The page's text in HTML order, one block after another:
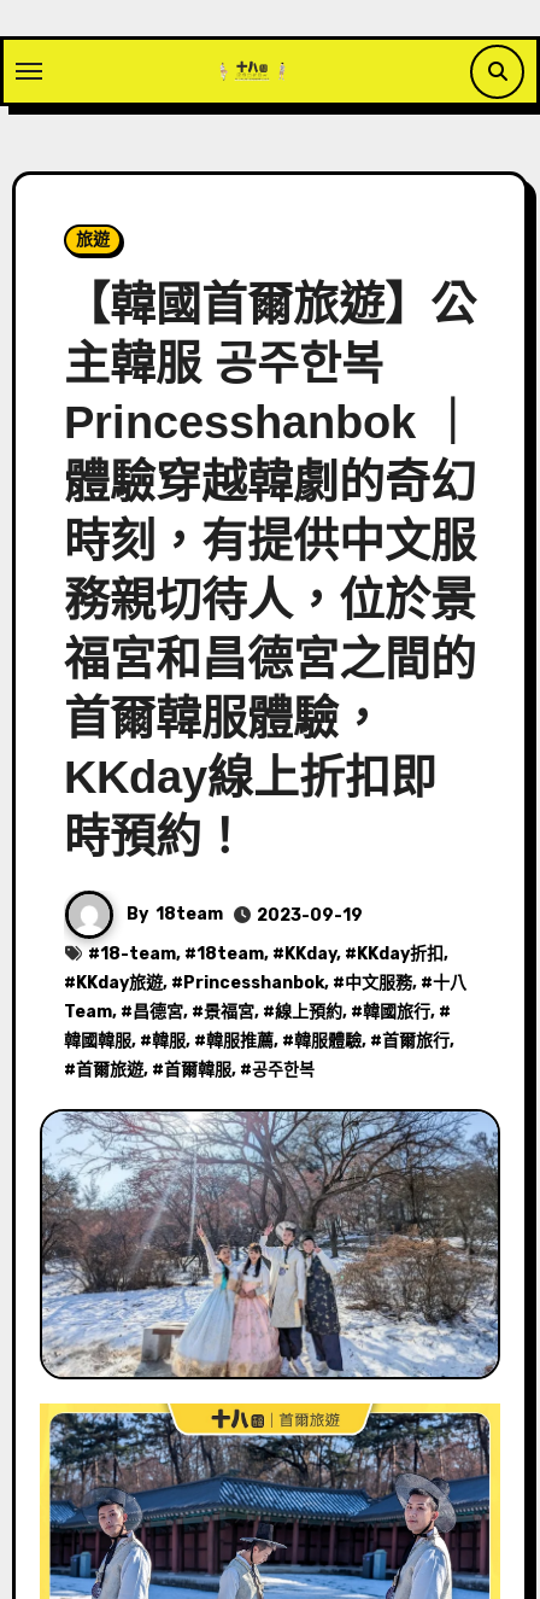
content
旅遊
【韓國首爾旅遊】公
主韓服 공주한복
Princesshanbok ｜
體驗穿越韓劇的奇幻
時刻，有提供中文服
務親切待人，位於景
福宮和昌德宮之間的
首爾韓服體驗，
KKday線上折扣即
時預約！
By 18team
2023-09-19
#18-team, #18team, # KKday, # KKday折扣,
# KKday旅遊, # Princesshanbok, #中文服務, #十八
Team, #昌德宮, #景福宮, #線上預約, #韓國旅行, #
韓國韓服, #韓服, #韓服推薦, #韓服體驗, #首爾旅行,
#首爾旅遊, #首爾韓服, #공주한복